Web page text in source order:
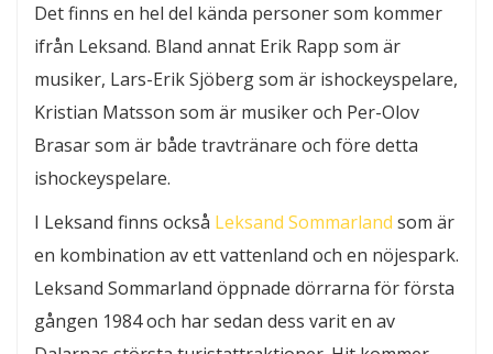
Det finns en hel del kända personer som kommer
ifrån Leksand. Bland annat Erik Rapp som är
musiker, Lars-Erik Sjöberg som är ishockeyspelare,
Kristian Matsson som är musiker och Per-Olov
Brasar som är både travtränare och före detta
ishockeyspelare.
I Leksand finns också Leksand Sommarland som är
en kombination av ett vattenland och en nöjespark.
Leksand Sommarland öppnade dörrarna för första
gången 1984 och har sedan dess varit en av